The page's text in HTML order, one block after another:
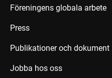
Föreningens globala arbete
Press
Publikationer och dokument
Jobba hos oss